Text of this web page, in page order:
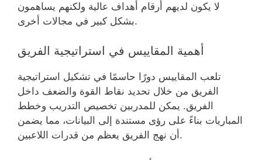
لا يكون لديهم أرقام أهداف عالية ولكنهم يساهمون
بشكل كبير في مجالات أخرى.
أهمية المقاييس في استراتيجية الفريق
تلعب المقاييس دورًا حاسمًا في تشكيل استراتيجية
الفريق من خلال تحديد نقاط القوة والضعف داخل
الفريق. يمكن للمدربين تخصيص التدريب وخطط
المباريات بناءً على رؤى مستندة إلى البيانات، مما يضمن
أن نهج الفريق يعظم من قدرات اللاعبين.